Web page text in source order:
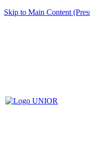
Skip to Main Content